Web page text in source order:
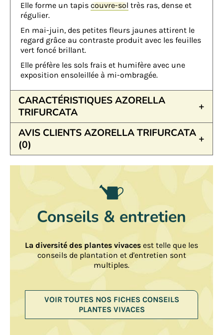
Elle forme un tapis couvre-sol très ras, dense et
régulier.
En mai-juin, des petites fleurs jaunes attirent le
regard grâce au contraste produit avec les feuilles
vert foncé brillant.
Elle préfère les sols frais et humifère avec une
exposition ensoleillée à mi-ombragée.
CARACTÉRISTIQUES AZORELLA
TRIFURCATA
AVIS CLIENTS AZORELLA TRIFURCATA
(0)
Conseils & entretien
La diversité des plantes vivaces est telle que les
conseils de plantation et d'entretien sont
multiples.
VOIR TOUTES NOS FICHES CONSEILS
PLANTES VIVACES